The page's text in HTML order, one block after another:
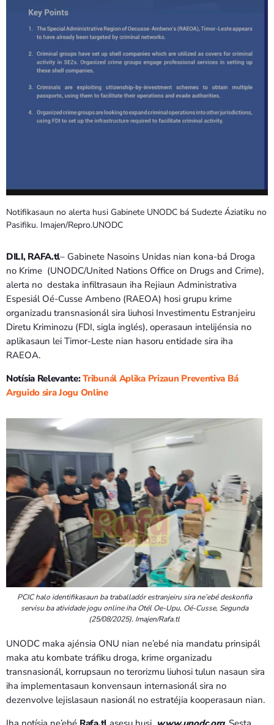
Notifikasaun no alerta husi Gabinete UNODC bá Sudezte Áziatiku no
Pasifiku. Imajen/Repro.UNODC
DILI, RAFA.tl– Gabinete Nasoins Unidas nian kona-bá Droga
no Krime (UNODC/United Nations Office on Drugs and Crime),
alerta no destaka infiltrasaun iha Rejiaun Administrativa
Espesiál Oé-Cusse Ambeno (RAEOA) hosi grupu krime
organizadu transnasionál sira liuhosi Investimentu Estranjeiru
Diretu Kriminozu (FDI, sigla inglés), operasaun intelijénsia no
aplikasaun lei Timor-Leste nian hasoru entidade sira iha
RAEOA.
Notísia Relevante:Tribunál Aplika Prizaun Preventiva Bá
Arguido sira Jogu Online
PCIC halo identifikasaun ba traballadór estranjeiru sira ne’ebé deskonfia
servisu ba atividade jogu online iha Otél Oe-Upu, Oé-Cusse, Segunda
(25/08/2025). Imajen/Rafa.tl
UNODC maka ajénsia ONU nian ne’ebé nia mandatu prinsipál
maka atu kombate tráfiku droga, krime organizadu
transnasionál, korrupsaun no terorizmu liuhosi tulun nasaun sira
iha implementasaun konvensaun internasionál sira no
dezenvolve lejislasaun nasionál no estratéjia kooperasaun nian.